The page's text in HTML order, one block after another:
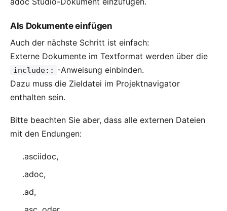
Als Dokumente einfügen
Auch der nächste Schritt ist einfach:
Externe Dokumente im Textformat werden über die
include:: -Anweisung einbinden.
Dazu muss die Zieldatei im Projektnavigator
enthalten sein.
Bitte beachten Sie aber, dass alle externen Dateien
mit den Endungen:
.asciidoc,
.adoc,
.ad,